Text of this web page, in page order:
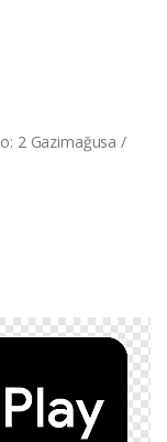
2 Gazimağusa /